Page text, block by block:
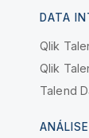
DATA
Qlik
Qlik
Talend